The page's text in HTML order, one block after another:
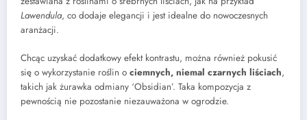
Lawendula, co dodaje elegancji i jest idealne do nowoczesnych
aranżacji.
Chcąc uzyskać dodatkowy efekt kontrastu, można również pokusić
się o wykorzystanie roślin o ciemnych, niemal czarnych liściach,
takich jak żurawka odmiany ‘Obsidian’. Taka kompozycja z
pewnością nie pozostanie niezauważona w ogrodzie.